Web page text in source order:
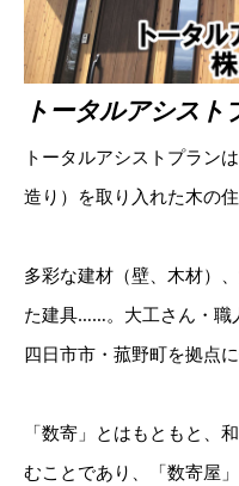
トータルアシスト
トータルアシストプラン
造り）を取り入れた木の
多彩な建材（壁、木材）
た建具……。大工さん・職
四日市市・菰野町を拠点
「数寄」とはもともと、
むことであり、「数寄屋